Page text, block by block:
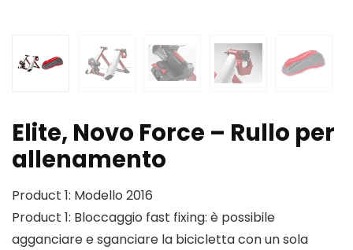
Elite, Novo Force – Rullo per
allenamento
Product 1: Modello 2016
Product 1: Bloccaggio fast fixing: è possibile
agganciare e sganciare la bicicletta con un sola